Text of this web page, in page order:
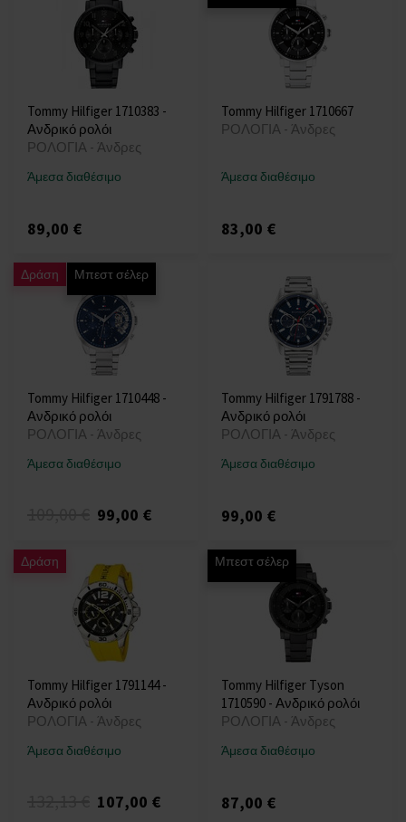
Tommy Hilfiger 1710383 -
Ανδρικό ρολόι
ΡΟΛΟΓΙΑ - Άνδρες
Άμεσα διαθέσιμο
89,00 €
Tommy Hilfiger 1710667
ΡΟΛΟΓΙΑ - Άνδρες
Άμεσα διαθέσιμο
83,00 €
Δράση Μπεστ σέλερ
Tommy Hilfiger 1710448 -
Ανδρικό ρολόι
ΡΟΛΟΓΙΑ - Άνδρες
Άμεσα διαθέσιμο
99,00 €
Tommy Hilfiger 1791788 -
Ανδρικό ρολόι
ΡΟΛΟΓΙΑ - Άνδρες
Άμεσα διαθέσιμο
99,00 €
Δράση
Tommy Hilfiger 1791144 -
Ανδρικό ρολόι
ΡΟΛΟΓΙΑ - Άνδρες
Άμεσα διαθέσιμο
107,00 €
Μπεστ σέλερ
Tommy Hilfiger Tyson
1710590 - Ανδρικό ρολόι
ΡΟΛΟΓΙΑ - Άνδρες
Άμεσα διαθέσιμο
87,00 €